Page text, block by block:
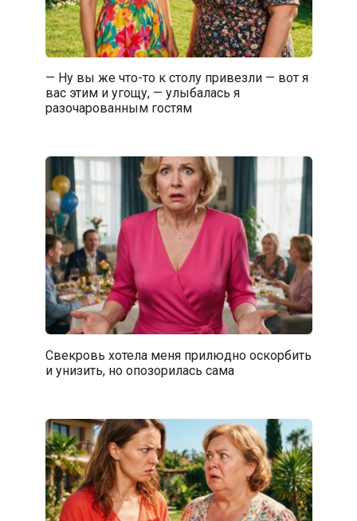
— Ну вы же что-то к столу привезли — вот я
вас этим и угощу, — улыбалась я
разочарованным гостям
Свекровь хотела меня прилюдно оскорбить
и унизить, но опозорилась сама